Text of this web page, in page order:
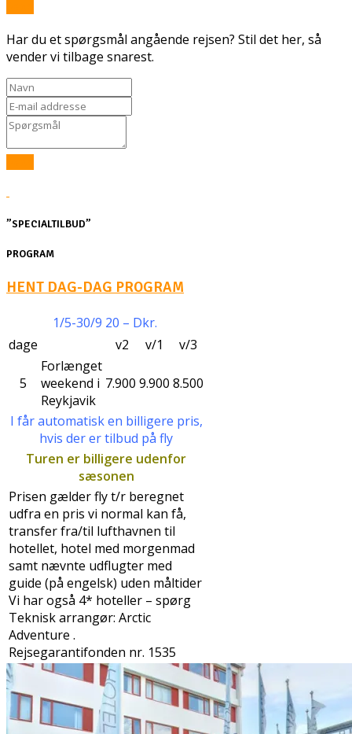
Har du et spørgsmål angående rejsen? Stil det her, så
vender vi tilbage snarest.
”SPECIALTILBUD”
PROGRAM
HENT DAG-DAG PROGRAM
1/5-30/9 20 – Dkr.
dage
v2 v/1 v/3
5
Forlænget
weekend i
Reykjavik
7.900 9.900 8.500
I får automatisk en billigere pris,
hvis der er tilbud på fly
Turen er billigere udenfor
sæsonen
Prisen gælder fly t/r beregnet
udfra en pris vi normal kan få,
transfer fra/til lufthavnen til
hotellet, hotel med morgenmad
samt nævnte udflugter med
guide (på engelsk) uden måltider
Vi har også 4* hoteller – spørg
Teknisk arrangør: Arctic
Adventure .
Rejsegarantifonden nr. 1535